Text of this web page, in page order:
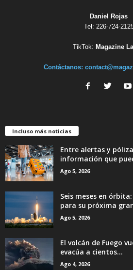
Daniel Rojas
Tel: 226-724-
TikTok: Magazine
Contáctanos:
Incluso más noticias
Entre alertas y
información que
Ago 5, 2026
Seis meses en
para su próxima
Ago 5, 2026
El volcán de Fuego
evacúa a cientos...
Ago 4, 2026